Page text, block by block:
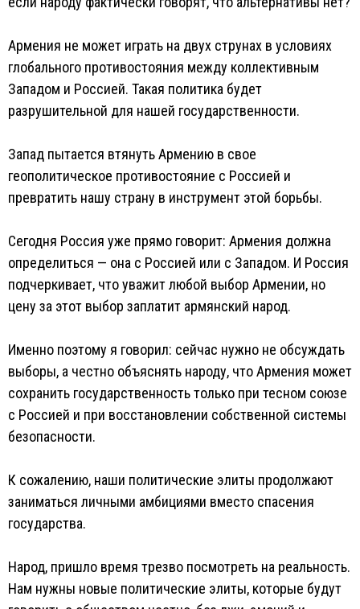
Армения не может играть на двух струнах в условиях
глобального противостояния между коллективным
Западом и Россией. Такая политика будет
разрушительной для нашей государственности.
Запад пытается втянуть Армению в свое
геополитическое противостояние с Россией и
превратить нашу страну в инструмент этой борьбы.
Сегодня Россия уже прямо говорит: Армения должна
определиться — она с Россией или с Западом. И Россия
подчеркивает, что уважит любой выбор Армении, но
цену за этот выбор заплатит армянский народ.
Именно поэтому я говорил: сейчас нужно не обсуждать
выборы, а честно объяснять народу, что Армения может
сохранить государственность только при тесном союзе
с Россией и при восстановлении собственной системы
безопасности.
К сожалению, наши политические элиты продолжают
заниматься личными амбициями вместо спасения
государства.
Народ, пришло время трезво посмотреть на реальность.
Нам нужны новые политические элиты, которые будут